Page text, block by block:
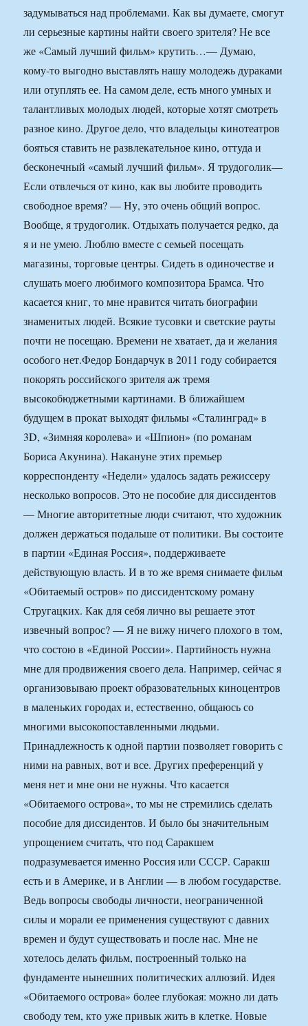
задумываться над проблемами. Как вы думаете, смогут
ли серьезные картины найти своего зрителя? Не все
же «Самый лучший фильм» крутить…— Думаю,
кому-то выгодно выставлять нашу молодежь дураками
или отуплять ее. На самом деле, есть много умных и
талантливых молодых людей, которые хотят смотреть
разное кино. Другое дело, что владельцы кинотеатров
бояться ставить не развлекательное кино, оттуда и
бесконечный «самый лучший фильм». Я трудоголик—
Если отвлечься от кино, как вы любите проводить
свободное время? — Ну, это очень общий вопрос.
Вообще, я трудоголик. Отдыхать получается редко, да
я и не умею. Люблю вместе с семьей посещать
магазины, торговые центры. Сидеть в одиночестве и
слушать моего любимого композитора Брамса. Что
касается книг, то мне нравится читать биографии
знаменитых людей. Всякие тусовки и светские рауты
почти не посещаю. Времени не хватает, да и желания
особого нет.Федор Бондарчук в 2011 году собирается
покорять российского зрителя аж тремя
высокобюджетными картинами. В ближайшем
будущем в прокат выходят фильмы «Сталинград» в
3D, «Зимняя королева» и «Шпион» (по романам
Бориса Акунина). Накануне этих премьер
корреспонденту «Недели» удалось задать режиссеру
несколько вопросов. Это не пособие для диссидентов
— Многие авторитетные люди считают, что художник
должен держаться подальше от политики. Вы состоите
в партии «Единая Россия», поддерживаете
действующую власть. И в то же время снимаете фильм
«Обитаемый остров» по диссидентскому роману
Стругацких. Как для себя лично вы решаете этот
извечный вопрос? — Я не вижу ничего плохого в том,
что состою в «Единой России». Партийность нужна
мне для продвижения своего дела. Например, сейчас я
организовываю проект образовательных киноцентров
в маленьких городах и, естественно, общаюсь со
многими высокопоставленными людьми.
Принадлежность к одной партии позволяет говорить с
ними на равных, вот и все. Других преференций у
меня нет и мне они не нужны. Что касается
«Обитаемого острова», то мы не стремились сделать
пособие для диссидентов. И было бы значительным
упрощением считать, что под Саракшем
подразумевается именно Россия или СССР. Саракш
есть и в Америке, и в Англии — в любом государстве.
Ведь вопросы свободы личности, неограниченной
силы и морали ее применения существуют с давних
времен и будут существовать и после нас. Мне не
хотелось делать фильм, построенный только на
фундаменте нынешних политических аллюзий. Идея
«Обитаемого острова» более глубокая: можно ли дать
свободу тем, кто уже привык жить в клетке. Новые